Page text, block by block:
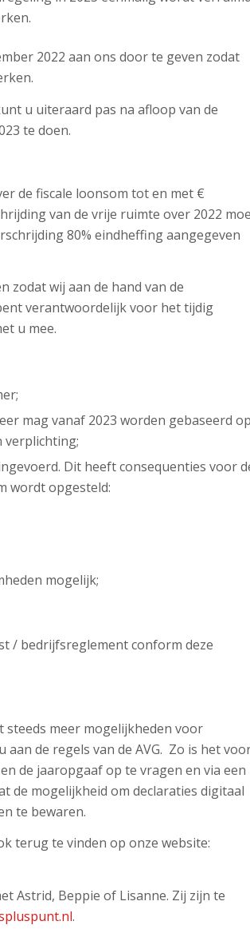
2022 aan ons door te geven zodat
u uiteraard pas na afloop van de
te doen.
de fiscale loonsom tot en met €
van de vrije ruimte over 2022
80% eindheffing aangegeven
zodat wij aan de hand van de
verantwoordelijk voor het tijdig
u mee.
mag vanaf 2023 worden gebaseerd op
verplichting;
Dit heeft consequenties voor
wordt opgesteld:
mogelijk;
/ bedrijfsreglement conform deze
meer mogelijkheden voor
de regels van de AVG. Zo is het
de jaaropgaaf op te vragen en via een
de mogelijkheid om declaraties digitaal
te bewaren.
terug te vinden op onze website:
Astrid, Beppie of Lisanne. Zij zijn te
.